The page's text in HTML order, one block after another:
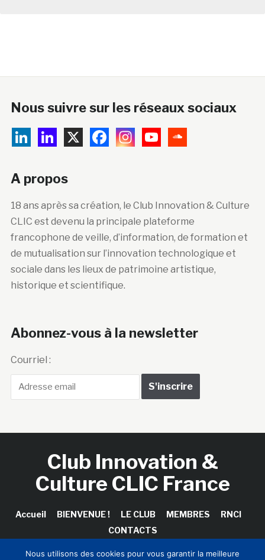
Nous suivre sur les réseaux sociaux
A propos
18 ans après sa création, le Club Innovation & Culture
CLIC est devenu la principale plateforme
francophone de veille, d’information, de formation et
de mutualisation sur l’innovation technologique et
sociale dans les lieux de patrimoine artistique,
historique et scientifique.
Abonnez-vous à la newsletter
Courriel :
Club Innovation &
Culture CLIC France
Accueil BIENVENUE ! LE CLUB MEMBRES
RNCI
CONTACTS
Nous utilisons des cookies pour vous garantir la meilleure